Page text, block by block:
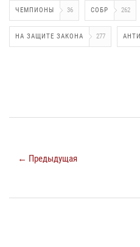
ЧЕМПИОНЫ 36 СОБР 262
НА ЗАЩИТЕ ЗАКОНА 277
← Предыдущая